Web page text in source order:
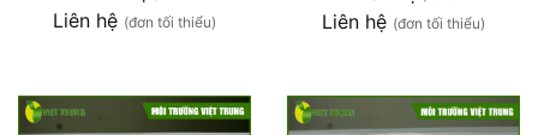
Liên hệ (đơn tối thiểu) Liên hệ (đơn tối thiểu)